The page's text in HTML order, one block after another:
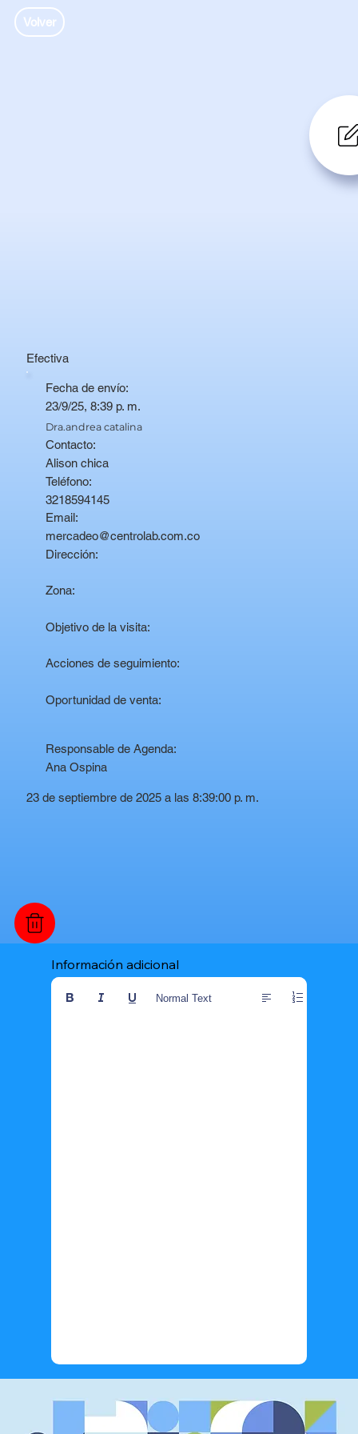
Volver
Efectiva
Fecha de envío:
23/9/25, 8:39 p. m.
Dra.andrea catalina
Contacto:
Alison chica
Teléfono:
3218594145
Email:
mercadeo@centrolab.com.co
Dirección:
Zona:
Objetivo de la visita:
Acciones de seguimiento:
Oportunidad de venta:
Responsable de Agenda:
Ana Ospina
23 de septiembre de 2025 a las 8:39:00 p. m.
Información adicional
Normal Text